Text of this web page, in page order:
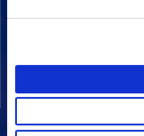
Διοικητική Δομή